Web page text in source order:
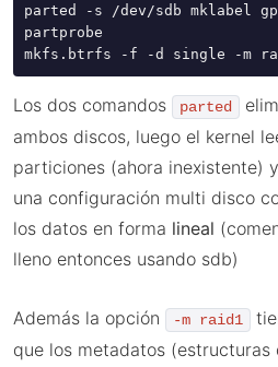
parted -s /dev/sdb mklabel
partprobe
mkfs.btrfs -f -d single -m
Los dos comandos parted
ambos discos, luego el kernel
particiones (ahora inexistente)
una configuración multi disco
los datos en forma lineal
lleno entonces usando sdb)
Además la opción -m raid1
que los metadatos